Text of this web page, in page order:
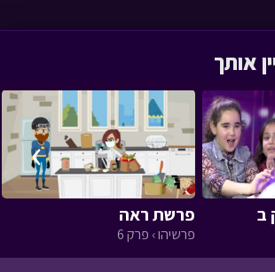
ב פרשת ראה
פרשיהו › פרק 6
›